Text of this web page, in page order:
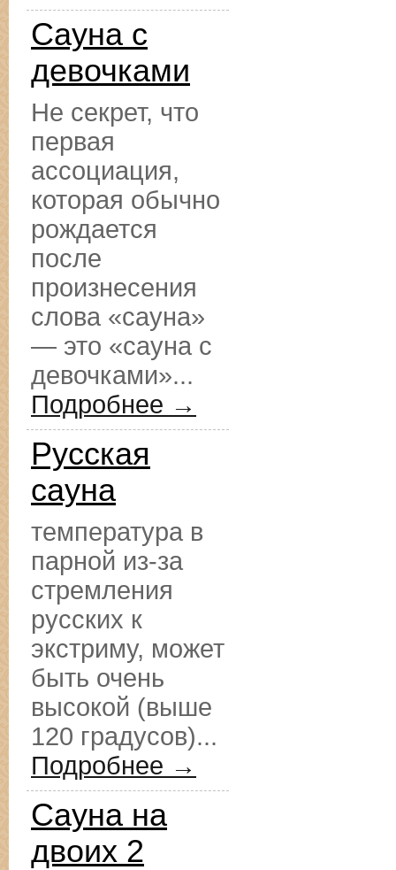
Сауна с
девочками
Не секрет, что
первая
ассоциация,
которая обычно
рождается
после
произнесения
слова «сауна»
— это «сауна с
девочками»...
Подробнее →
Русская
сауна
температура в
парной из-за
стремления
русских к
экстриму, может
быть очень
высокой (выше
120 градусов)...
Подробнее →
Сауна на
двоих 2